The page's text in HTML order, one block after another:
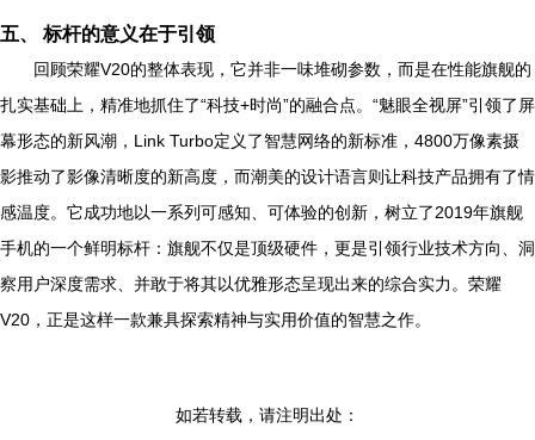
五、 标杆的意义在于引领
回顾荣耀V20的整体表现，它并非一味堆砌参数，而是在性能旗舰的
扎实基础上，精准地抓住了“科技+时尚”的融合点。“魅眼全视屏”引领了屏
幕形态的新风潮，Link Turbo定义了智慧网络的新标准，4800万像素摄
影推动了影像清晰度的新高度，而潮美的设计语言则让科技产品拥有了情
感温度。它成功地以一系列可感知、可体验的创新，树立了2019年旗舰
手机的一个鲜明标杆：旗舰不仅是顶级硬件，更是引领行业技术方向、洞
察用户深度需求、并敢于将其以优雅形态呈现出来的综合实力。荣耀
V20，正是这样一款兼具探索精神与实用价值的智慧之作。
如若转载，请注明出处：